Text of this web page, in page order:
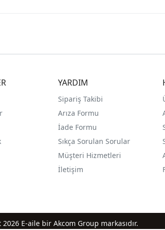
YARDIM
Sipariş Takibi
Arıza Formu
İade Formu
Sıkça Sorulan Sorular
Müşteri Hizmetleri
İletişim
E-aile bir Akcom Group markasıdır.